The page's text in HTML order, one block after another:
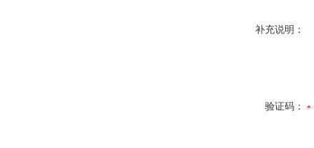
补充说明：
验证码：